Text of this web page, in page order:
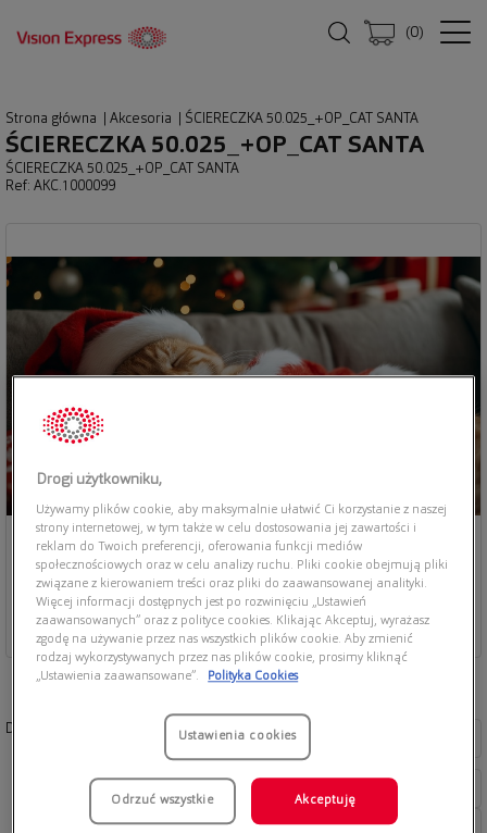
(0)
Strona główna Akcesoria ŚCIERECZKA 50.025_+OP_CAT SANTA
ŚCIERECZKA 50.025_+OP_CAT SANTA
ŚCIERECZKA 50.025_+OP_CAT SANTA
Ref: AKC.1000099
Dostępne kolory:
Drogi użytkowniku,
Używamy plików cookie, aby maksymalnie ułatwić Ci korzystanie z naszej
strony internetowej, w tym także w celu dostosowania jej zawartości i
reklam do Twoich preferencji, oferowania funkcji mediów
społecznościowych oraz w celu analizy ruchu. Pliki cookie obejmują pliki
związane z kierowaniem treści oraz pliki do zaawansowanej analityki.
Więcej informacji dostępnych jest po rozwinięciu „Ustawień
zaawansowanych” oraz z polityce cookies. Klikając Akceptuj, wyrażasz
zgodę na używanie przez nas wszystkich plików cookie. Aby zmienić
rodzaj wykorzystywanych przez nas plików cookie, prosimy kliknąć
„Ustawienia zaawansowane”.
Polityka Cookies
Ustawienia cookies
Odrzuć wszystkie Akceptuję